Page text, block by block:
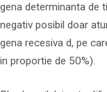
gena determinanta de
negativ posibil doar
gena recesiva d, pe
in proportie de 50%).